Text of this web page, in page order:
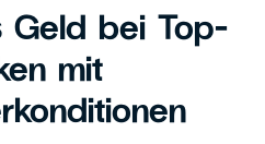
Geld bei Top-
mit